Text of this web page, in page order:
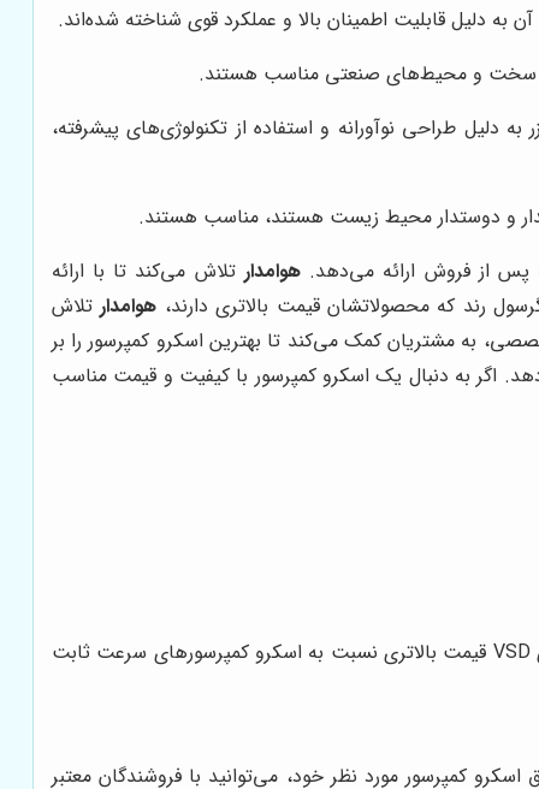
به دلیل قابلیت اطمینان بالا و عملکرد قوی شناخته شده‌اند.
سخت و محیط‌های صنعتی مناسب هستند.
دلیل طراحی نوآورانه و استفاده از تکنولوژی‌های پیشرفته،
و دوستدار محیط زیست هستند، مناسب هستند.
پس از فروش ارائه می‌دهد.هوامدار تلاش می‌کند تا با ارائه
رند که محصولاتشان قیمت بالاتری دارند، هوامدارتلاش
به مشتریان کمک می‌کند تا بهترین اسکرو کمپرسور را بر
اگر به دنبال یک اسکرو کمپرسور با کیفیت و قیمت مناسب
اسکرو کمپرسورهای روغنی معمولاً ارزان‌تر از اسکرو کمپرسورهای بدون روغن هستند. همچنین، اسکرو کمپرسورهای VSD قیمت بالاتری نسبت به اسکرو کمپرسورهای سرعت ثابت
کمپرسور مورد نظر خود، می‌توانید با فروشندگان معتبر